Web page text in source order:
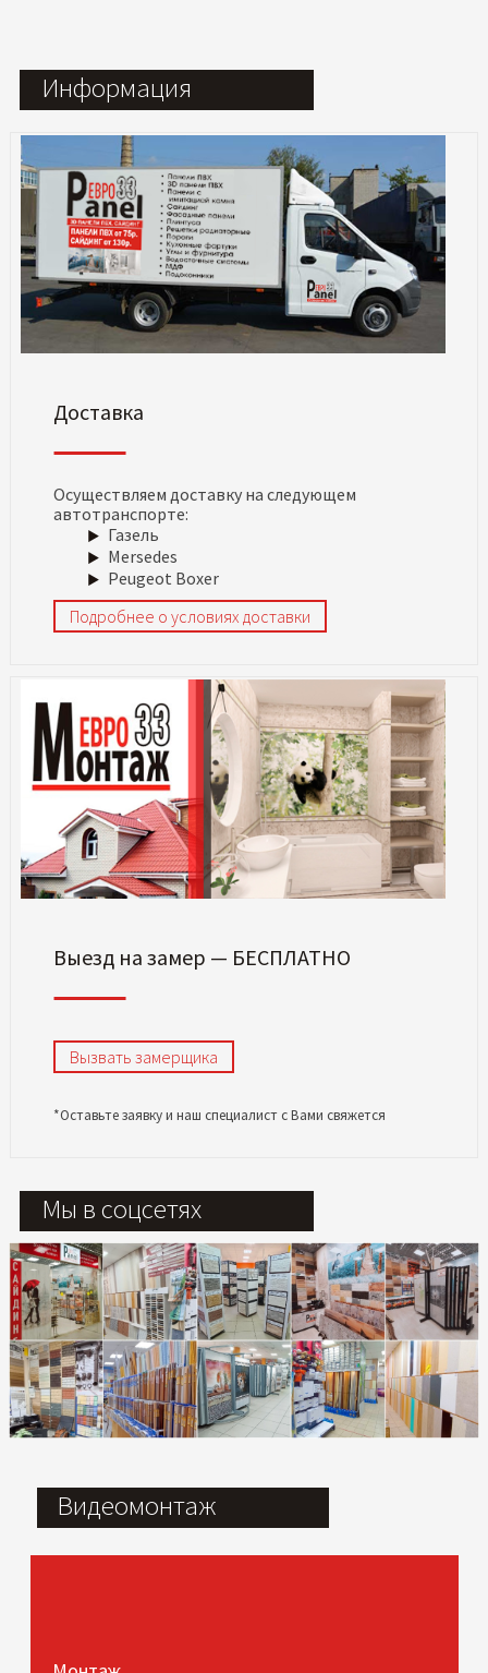
Информация
Доставка
Осуществляем доставку на следующем
автотранспорте:
Газель
Mersedes
Peugeot Boxer
Подробнее о условиях доставки
Выезд на замер — БЕСПЛАТНО
Вызвать замерщика
*Оставьте заявку и наш специалист с Вами свяжется
Мы в соцсетях
Видеомонтаж